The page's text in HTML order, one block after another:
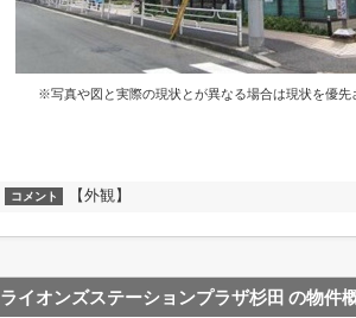
※写真や図と実際の現状とが異なる場合は現状を優先
コメント 【外観】
ライオンズステーションプラザ杉田 の物件